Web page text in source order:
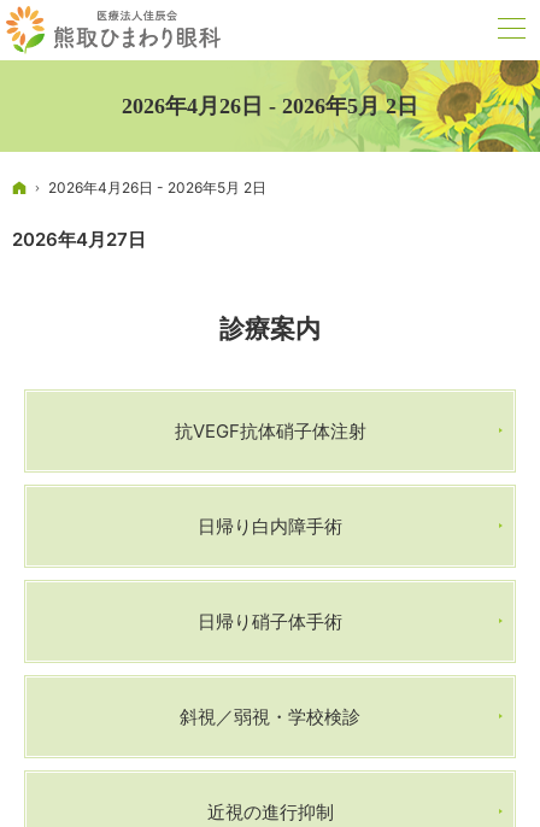
2026年4月26日 - 2026年5月 2日
ホーム
2026年4月26日 - 2026年5月 2日
2026年4月27日
診療案内
抗VEGF抗体硝子体注射
日帰り白内障手術
日帰り硝子体手術
斜視／弱視・学校検診
近視の進行抑制